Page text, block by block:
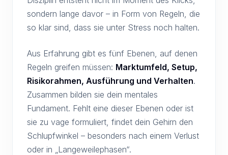
sondern lange davor – in Form von Regeln, die
so klar sind, dass sie unter Stress noch halten.
Aus Erfahrung gibt es fünf Ebenen, auf denen
Regeln greifen müssen: Marktumfeld, Setup,
Risikorahmen, Ausführung und Verhalten.
Zusammen bilden sie dein mentales
Fundament. Fehlt eine dieser Ebenen oder ist
sie zu vage formuliert, findet dein Gehirn den
Schlupfwinkel – besonders nach einem Verlust
oder in „Langeweilephasen“.